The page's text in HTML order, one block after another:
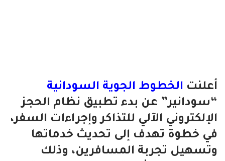
أعلنت الخطوط الجوية السودانية
“سودانير” عن بدء تطبيق نظام الحجز
الإلكتروني الآلي للتذاكر وإجراءات السفر،
في خطوة تهدف إلى تحديث خدماتها
وتسهيل تجربة المسافرين، وذلك